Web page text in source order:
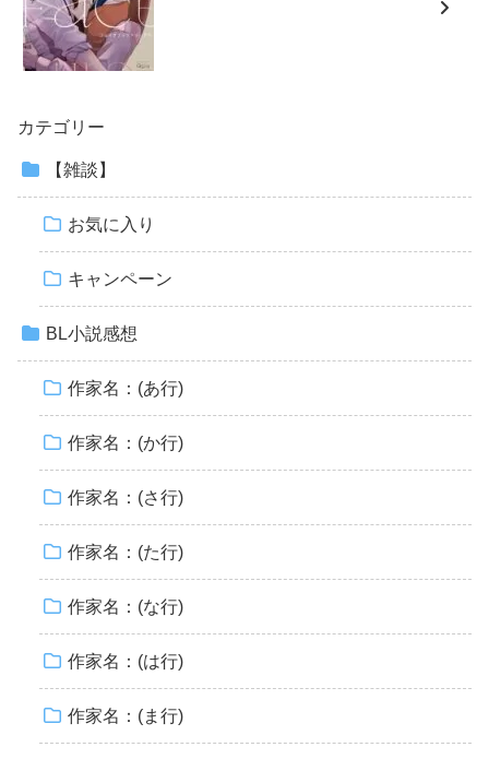
カテゴリー
【雑談】
お気に入り
キャンペーン
BL小説感想
作家名：(あ行)
作家名：(か行)
作家名：(さ行)
作家名：(た行)
作家名：(な行)
作家名：(は行)
作家名：(ま行)